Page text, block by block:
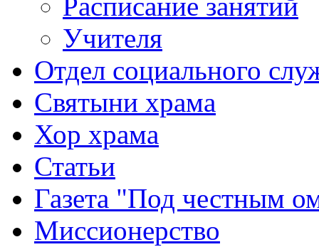
Расписание занятий
Учителя
Отдел социального
Святыни храма
Хор храма
Статьи
Газета "Под честным
Миссионерство